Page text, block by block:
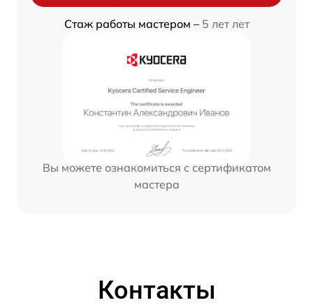
Стаж работы мастером – 5 лет лет
Вы можете ознакомиться с сертификатом
мастера
Контакты